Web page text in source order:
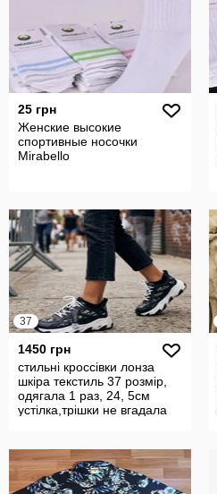
25 грн
Женские высокие
спортивные носочки
Mirabello
37
1450 грн
стильні кроссівки лонза
шкіра текстиль 37 розмір,
одягала 1 раз, 24, 5см
устілка,трішки не вгадала